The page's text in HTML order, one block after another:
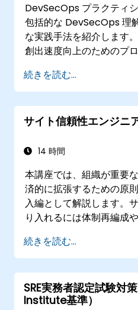
DevSecOps プラクティ
包括的な DevSecOps 理
な実践手法を紹介します
創出速度向上のためのプ
いて学ぶことができます
よび認識度の強化を目指
たばかりの企業向けに最
続きを読む...
サイト信頼性エンジニ
14 時間
本講座では、組織が重要
済的に拡張するための原
入編として解説します。
り入れるには体制再編成
なります。
続きを読む...
SRE実務者認定試験対
Institute基準）